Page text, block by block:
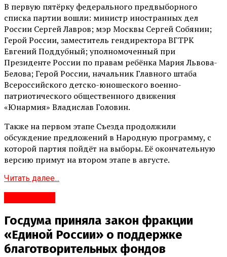
В первую пятёрку федерального предвыборного
списка партии вошли: министр иностранных дел
России Сергей Лавров; мэр Москвы Сергей Собянин;
Герой России, заместитель гендиректора ВГТРК
Евгений Поддубный; уполномоченный при
Президенте России по правам ребёнка Мария Львова-
Белова; Герой России, начальник Главного штаба
Всероссийского детско-юношеского военно-
патриотического общественного движения
«Юнармия» Владислав Головин.
Также на первом этапе Съезда продолжили
обсуждение предложений в Народную программу, с
которой партия пойдёт на выборы. Её окончательную
версию примут на втором этапе в августе.
Читать далее...
Госдума приняла закон фракции
«Единой России» о поддержке
благотворительных фондов